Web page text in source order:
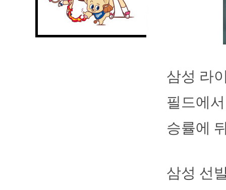
삼성 라
필드에
승률에
삼성 선